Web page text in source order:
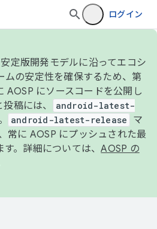
ログイン
定版開発モデルに沿ってエコシ
ムの安定性を確保するため、第
AOSP にソースコードを公開し
稿には、
android-latest-
android-latest-release
マ
常に AOSP にプッシュされた最
す。詳細については、AOSP の